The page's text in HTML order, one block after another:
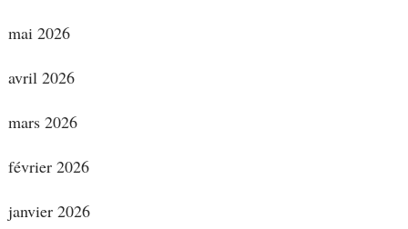
mai 2026
avril 2026
mars 2026
février 2026
janvier 2026